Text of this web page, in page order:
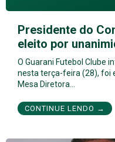
Presidente do
eleito por
O Guarani Futebol Clube
nesta terça-feira (28), foi
Mesa Diretora…
CONTINUE LENDO →